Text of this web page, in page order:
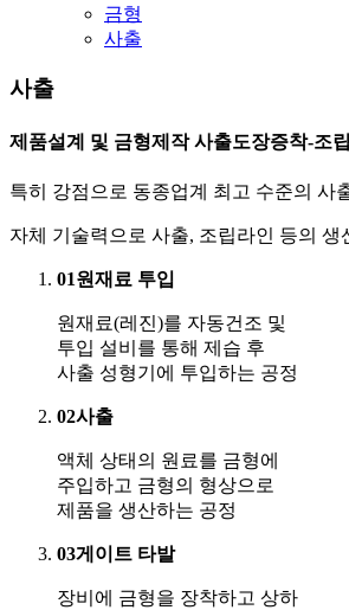
금형
사출
사출
제품설계 및 금형제작 사출도장증착-조립
특히 강점으로 동종업계 최고 수준의 사
자체 기술력으로 사출, 조립라인 등의
01원재료 투입
원재료(레진)를 자동건조 및
투입 설비를 통해 제습 후
사출 성형기에 투입하는 공정
02사출
액체 상태의 원료를 금형에
주입하고 금형의 형상으로
제품을 생산하는 공정
03게이트 타발
장비에 금형을 장착하고 상하